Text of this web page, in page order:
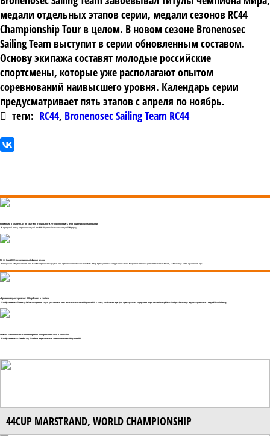
медали отдельных этапов серии, медали сезонов RC44
Championship Tour в целом. В новом сезоне Bronenosec
Sailing Team выступит в серии обновленным составом.
Основу экипажа составят молодые российские
спортсмены, которые уже располагают опытом
соревнований наивысшего уровня. Календарь серии
предусматривает пять этапов с апреля по ноябрь.
теги: RC44, Bronenosec Sailing Team RC44
Россиянам в классе RC44 не хватило стабильности, чтобы проявить себя в шведском Марстранде
В прошедший викенд завершился очередной этап RC44 CUP, который принимал шведский Марстранд.
RC 44 Cup 2019: неожиданный финал сезона
Неожиданной победой словенской Ceeref 17 ноября завершился тринадцатый сезон соревнований монотипного класса RC44 – 44Cup. Претендовавшая на победу в сезоне «Ника» Владимира Просихина довольствовалась только бронзой, а «Броненосец» провел лучший этап года.
«Броненосец» открывает 44Cup Palma в тройке
15 ноября на акватории Пальма де Майорка с опозданием в один день стартовали гонки заключительного этапа 44Cup сезона 2019. В легких, нестабильных ветрах флот провел три гонки, по результатам которых экипаж Яхт-клуба Санкт-Петербурга «Броненосец» разделил третью строчку с шведской Artemis Racing.
«Ника» завоевывает третье серебро 44Cup сезона 2019 в Кашкайш
06 октября на акватории г.Кашкайш под Лиссабоном завершились гонки четвертого этапа серии 44Cup сезона 2019.
44CUP MARSTRAND, WORLD CHAMPIONSHIP